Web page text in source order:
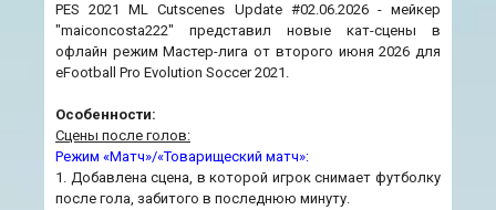
PES 2021 ML Cutscenes Update #02.06.2026 - мейкер
"maiconcosta222" представил новые кат-сцены в
офлайн режим Мастер-лига от второго июня 2026 для
eFootball Pro Evolution Soccer 2021.
Особенности:
Сцены после голов:
Режим «Матч»/«Товарищеский матч»:
1. Добавлена сцена, в которой игрок снимает футболку
после гола, забитого в последнюю минуту.